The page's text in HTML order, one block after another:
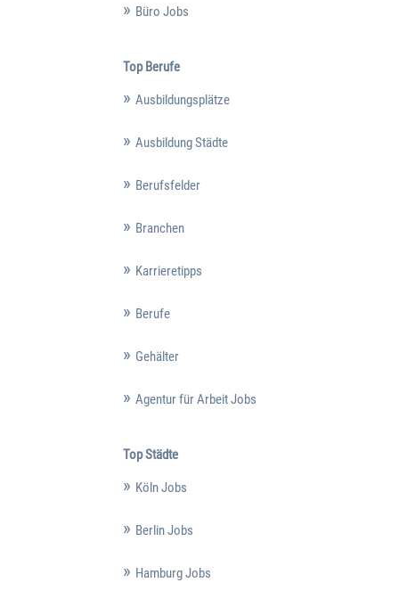
Büro Jobs
Top Berufe
Ausbildungsplätze
Ausbildung Städte
Berufsfelder
Branchen
Karrieretipps
Berufe
Gehälter
Agentur für Arbeit Jobs
Top Städte
Köln Jobs
Berlin Jobs
Hamburg Jobs